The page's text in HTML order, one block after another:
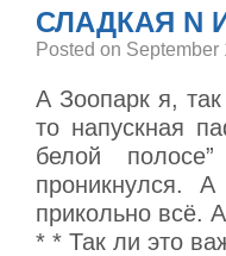
СЛАДКАЯ N
Posted on
А Зоопарк я,
то напускная
белой
проникнулся.
прикольно всё.
* * Так ли это